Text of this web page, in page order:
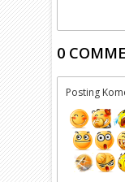
0
Posting